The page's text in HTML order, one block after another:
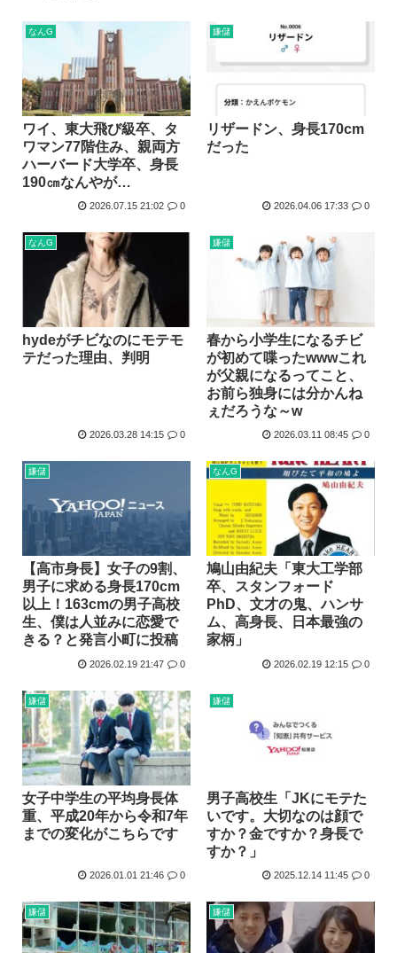
財務省のエース、高市早苗の消費税減税に反対したことで左遷...
なぜみんなはBLEACH！！！を語らないんだ
【画像】「生徒会にも穴はある！」を全く知らない人にアニメ...
音楽生成AI「Suno」著作権侵害判決 人「人の曲を聴き...
海外「今年、夏の暑さが厳しい日本でこんなものが売れてるら...
海外「神アニメだわ」2026年夏アニメ海外人気ランキング...
ハンターハンター、メインヒロインがいない
進次郎「辺野古の事故ガー!」 記者「米兵がレ●プしました...
高市政権の消費税減税に反対している9人の自民党議員が全て...
ワイ（神絵師）が絵描いたから見てや
なんG
ワイ、東大飛び級卒、タ
ワマン77階住み、親両方
ハーバード大学卒、身長
190㎝なんやが…
2026.07.15 21:02 0
嫌儲
リザードン、身長170cm
だった
2026.04.06 17:33 0
なんG
hydeがチビなのにモテモ
テだった理由、判明
2026.03.28 14:15 0
嫌儲
春から小学生になるチビ
が初めて喋ったwwwこれ
が父親になるってこと、
お前ら独身には分かんね
ぇだろうな～w
2026.03.11 08:45 0
嫌儲
【高市身長】女子の9割、
男子に求める身長170cm
以上！163cmの男子高校
生、僕は人並みに恋愛で
きる？と発言小町に投稿
2026.02.19 21:47 0
なんG
鳩山由紀夫「東大工学部
卒、スタンフォード
PhD、文才の鬼、ハンサ
ム、高身長、日本最強の
家柄」
2026.02.19 12:15 0
嫌儲
女子中学生の平均身長体
重、平成20年から令和7年
までの変化がこちらです
2026.01.01 21:46 0
嫌儲
男子高校生「JKにモテた
いです。大切なのは顔で
すか？金ですか？身長で
すか？」
2025.12.14 11:45 0
嫌儲 嫌儲